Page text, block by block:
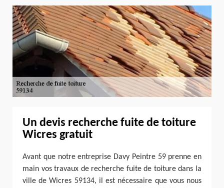
Un devis recherche fuite de toiture
Wicres gratuit
Avant que notre entreprise Davy Peintre 59 prenne en
main vos travaux de recherche fuite de toiture dans la
ville de Wicres 59134, il est nécessaire que vous nous